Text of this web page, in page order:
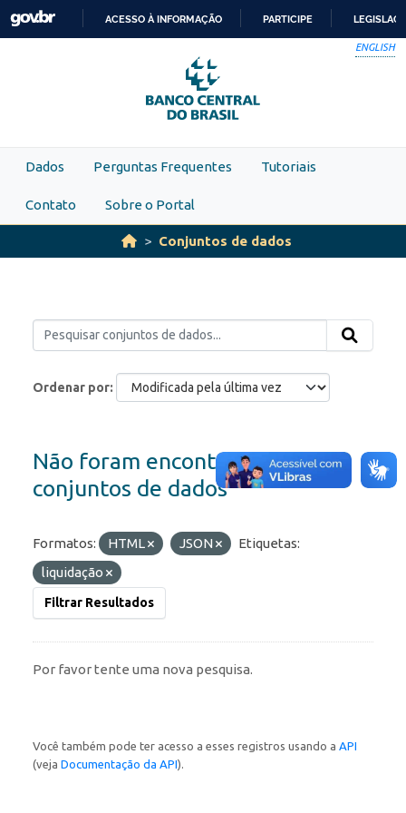
Skip to main content
PARA
O
CONTEÚDO
ACESSO À INFORMAÇÃO PARTICIPE
ENGLISH
Dados Perguntas Frequentes Tutoriais
Contato Sobre o Portal
Conjuntos de dados
Ordenar por
Não foram encontrados
conjuntos de dados
Formatos: HTML JSON
Etiquetas:
liquidação
Filtrar Resultados
Por favor tente uma nova pesquisa.
Você também pode ter acesso a esses registros usando a API
(veja Documentação da API).